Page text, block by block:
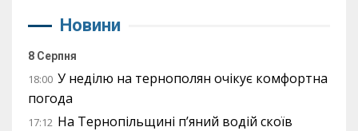
Новини
8 Серпня
18:00 У неділю на тернополян очікує комфортна
погода
17:12 На Тернопільщині п’яний водій скоїв